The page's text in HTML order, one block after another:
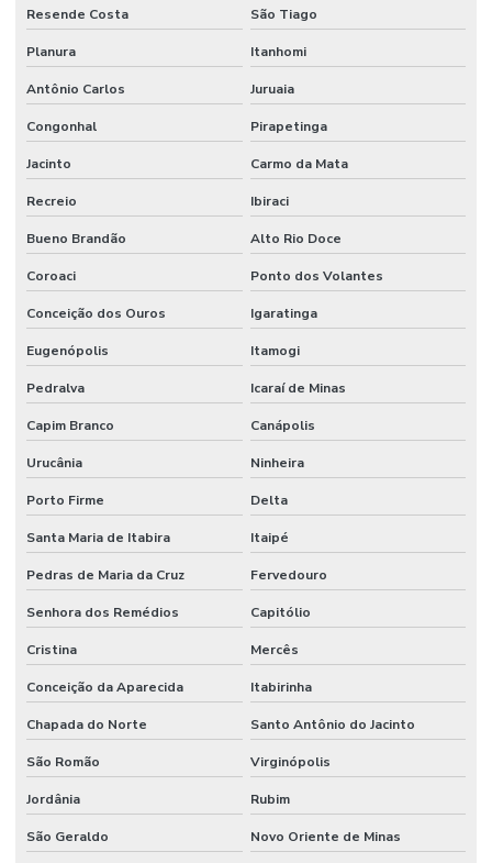
Resende Costa São Tiago
Planura Itanhomi
Antônio Carlos Juruaia
Congonhal Pirapetinga
Jacinto Carmo da Mata
Recreio Ibiraci
Bueno Brandão Alto Rio Doce
Coroaci Ponto dos Volantes
Conceição dos Ouros Igaratinga
Eugenópolis Itamogi
Pedralva Icaraí de Minas
Capim Branco Canápolis
Urucânia Ninheira
Porto Firme Delta
Santa Maria de Itabira Itaipé
Pedras de Maria da Cruz Fervedouro
Senhora dos Remédios Capitólio
Cristina Mercês
Conceição da Aparecida Itabirinha
Chapada do Norte Santo Antônio do Jacinto
São Romão Virginópolis
Jordânia Rubim
São Geraldo Novo Oriente de Minas